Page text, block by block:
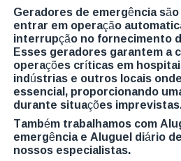
Geradores de emergência
entrar em operação
interrupção no fornecimento
Esses geradores garantem a
operações críticas em
indústrias e outros locais
essencial, proporcionando
durante situações
Também trabalhamos com
emergência e Aluguel diário
nossos especialistas.